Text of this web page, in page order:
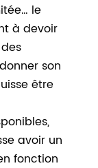
le
à devoir
son
être
avoir un
fonction